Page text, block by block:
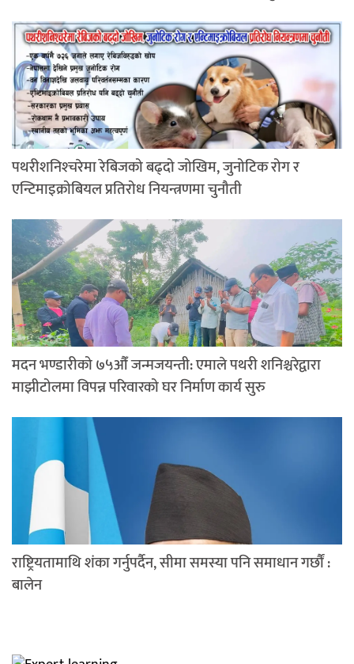
पथरीशनिश्‍चरेमा रेबिजको बढ्दो जोखिम, जुनोटिक रोग र
एन्टिमाइक्रोबियल प्रतिरोध नियन्त्रणमा चुनौती
मदन भण्डारीको ७५औँ जन्मजयन्ती: एमाले पथरी शनिश्चरेद्वारा
माझीटोलमा विपन्न परिवारको घर निर्माण कार्य सुरु
राष्ट्रियतामाथि शंका गर्नुपर्दैन, सीमा समस्या पनि समाधान गर्छौं :
बालेन